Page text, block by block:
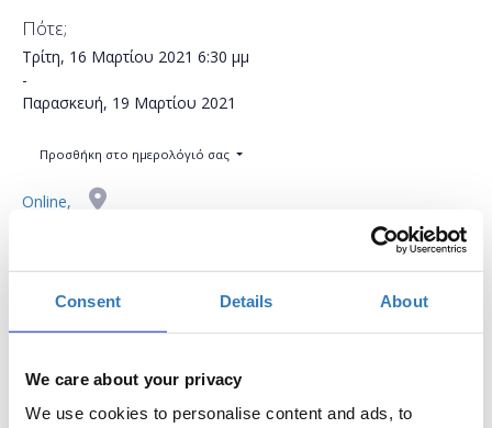
Consent Details About
We care about your privacy
We use cookies to personalise content and ads, to
Πότε;
Τρίτη, 16 Μαρτίου 2021 6:30 μμ
-
Παρασκευή, 19 Μαρτίου 2021
Προσθήκη στο ημερολόγιό σας
Online,
16, 18 & 19 Μαρτίου 2021 Η περίοδος εγγραφών έχει λήξει.